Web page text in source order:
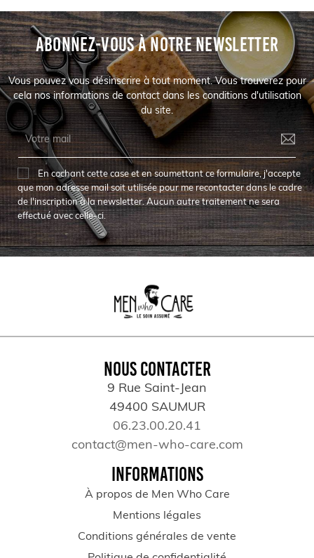
ABONNEZ-VOUS À NOTRE NEWSLETTER
Vous pouvez vous désinscrire à tout moment. Vous trouverez pour
cela nos informations de contact dans les conditions d'utilisation
du site.
En cochant cette case et en soumettant ce formulaire, j'accepte
que mon adresse mail soit utilisée pour me recontacter dans le cadre
de l'inscription à la newsletter. Aucun autre traitement ne sera
effectué avec celle-ci.
NOUS CONTACTER
9 Rue Saint-Jean
49400 SAUMUR
06.23.00.20.41
contact@men-who-care.com
INFORMATIONS
À propos de Men Who Care
Mentions légales
Conditions générales de vente